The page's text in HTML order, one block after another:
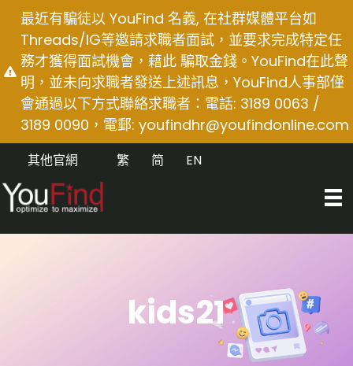
content
最近有騙徒以 YouFind 名義, 在社群媒體平台如
Threads/IG等邀請求職者面試，並要求完成特定任
務才獲得面試機會，藉此 騙取金錢。YouFind在此聲
明，並未向求職者發送上述訊息，YouFind人事部僅
會通過以下方式聯絡求職者：電話: 3189 0063 /
3189 0090，電郵: youfindhr@youfindonline.com
其他官網 EN
简
繁
kids21